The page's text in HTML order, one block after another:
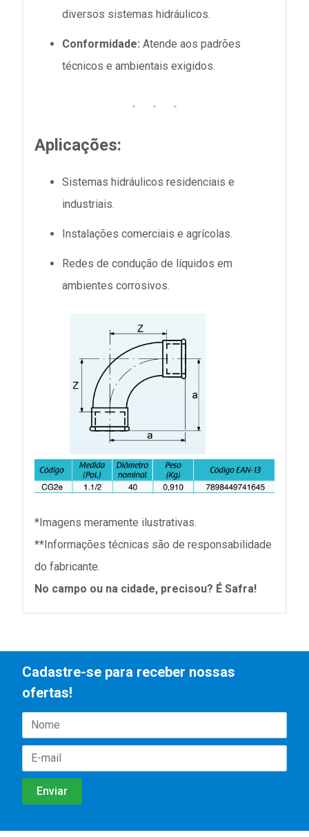
diversos sistemas hidráulicos.
Conformidade: Atende aos padrões
técnicos e ambientais exigidos.
Aplicações:
Sistemas hidráulicos residenciais e
industriais.
Instalações comerciais e agrícolas.
Redes de condução de líquidos em
ambientes corrosivos.
*Imagens meramente ilustrativas.
**Informações técnicas são de responsabilidade
do fabricante.
No campo ou na cidade, precisou? É Safra!
Cadastre-se para receber nossas
ofertas!